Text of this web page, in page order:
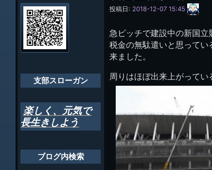
ナ
ビ
ゲ
ー
ョ
ン
会員・役員
ちばし支部
会員メッセ
投稿日: 2018-12-07 15:45
サ
イ
管
理
人
急ピッチで建設中の新国立
税金の無駄遣いと思って
来ました。
周りはほぼ出来上がってい
支部スローガン
楽しく、元気で
長生きしよう
ブログ内検索